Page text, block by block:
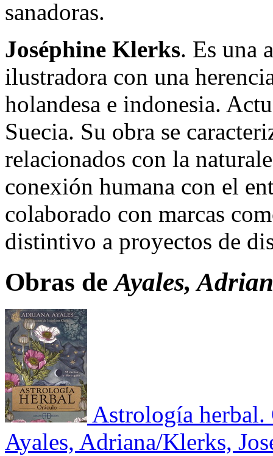
sanadoras.
Joséphine Klerks. Es una
ilustradora con una
holandesa e indonesia.
Suecia. Su obra se
relacionados con la
conexión humana con el
colaborado con marcas
distintivo a proyectos de
Obras deAyales,
Astrología
Ayales, Adriana/Klerks,